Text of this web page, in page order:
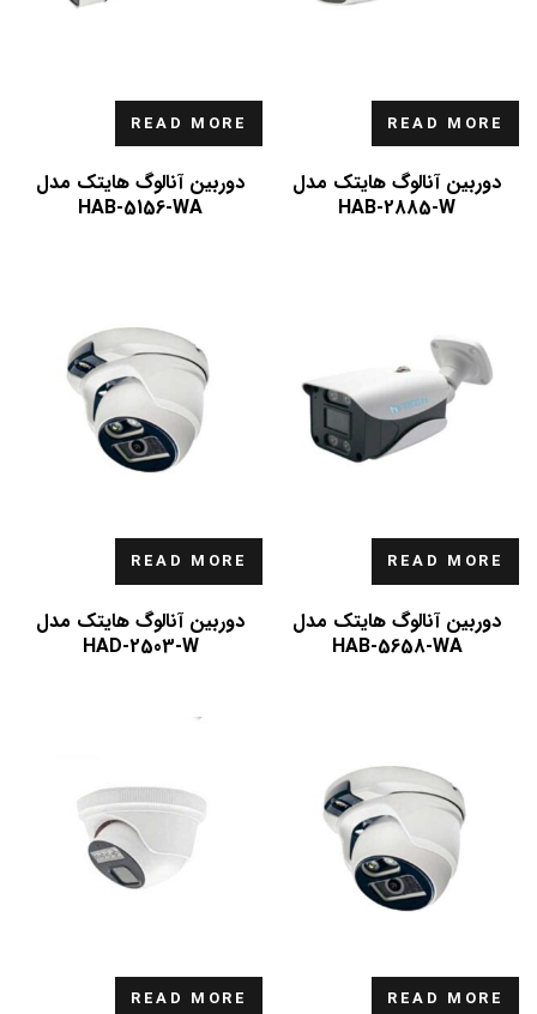
READ MORE
دوربین آنالوگ هایتک مدل
HAB-2885-W
READ MORE
دوربین آنالوگ هایتک مدل
HAB-5156-WA
READ MORE
دوربین آنالوگ هایتک مدل
HAB-5658-WA
READ MORE
دوربین آنالوگ هایتک مدل
HAD-2503-W
READ MORE
READ MORE